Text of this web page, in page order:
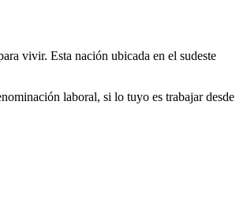
vivir. Esta nación ubicada en el sudeste
laboral, si lo tuyo es trabajar desde